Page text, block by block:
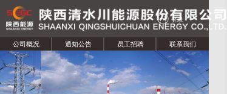
登录
公司概况 通知公告 员工招聘 联系我们